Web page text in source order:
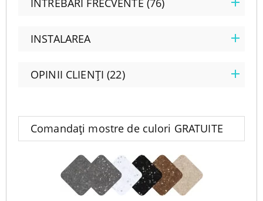
Comandați mostre de culori GRATUITE
ÎNTREBĂRI FRECVENTE (76)
INSTALAREA
OPINII CLIENȚI (22)